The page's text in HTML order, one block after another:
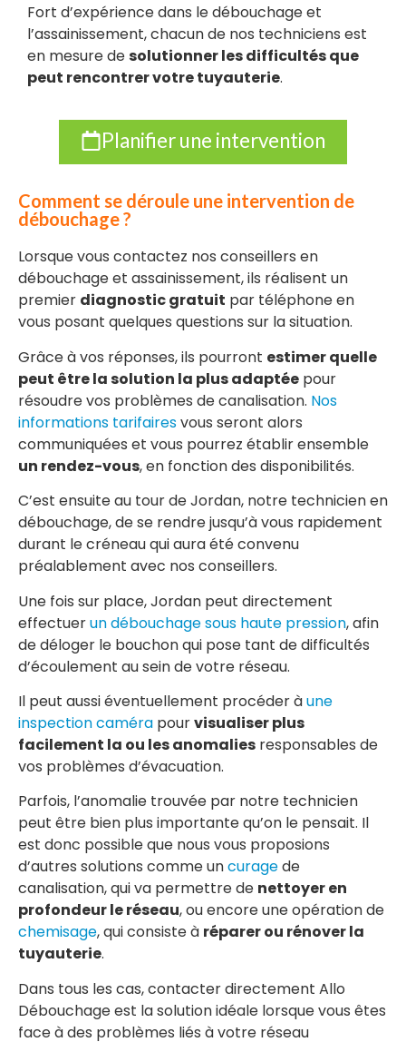
Fort d’expérience dans le débouchage et
l’assainissement, chacun de nos techniciens est
en mesure desolutionner les difficultés que
peut rencontrer votre tuyauterie.
Planifier une intervention
Comment se déroule une intervention de
débouchage ?
Lorsque vous contactez nos conseillers en
débouchage et assainissement, ils réalisent un
premier diagnostic gratuit par téléphone en
vous posant quelques questions sur la situation.
Grâce à vos réponses, ils pourront estimer quelle
peut être la solution la plus adaptée pour
résoudre vos problèmes de canalisation. Nos
informations tarifairesvous seront alors
communiquées et vous pourrez établir ensemble
un rendez-vous, en fonction des disponibilités.
C’est ensuite au tour de Jordan, notre technicien en
débouchage, de se rendre jusqu’à vous rapidement
durant le créneau qui aura été convenu
préalablement avec nos conseillers.
Une fois sur place, Jordan peut directement
effectuerun débouchage sous haute pression, afin
de déloger le bouchon qui pose tant de difficultés
d’écoulement au sein de votre réseau.
Il peut aussi éventuellement procéder àune
inspection caméra pourvisualiser plus
facilement la ou les anomalies responsables de
vos problèmes d’évacuation.
Parfois, l’anomalie trouvée par notre technicien
peut être bien plus importante qu’on le pensait. Il
est donc possible que nous vous proposions
d’autres solutions comme uncuragede
canalisation, qui va permettre de nettoyer en
profondeur le réseau, ou encore une opération de
chemisage, qui consiste à réparer ou rénover la
tuyauterie.
Dans tous les cas, contacter directement Allo
Débouchage est la solution idéale lorsque vous êtes
face à des problèmes liés à votre réseau